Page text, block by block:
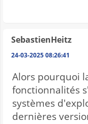
SebastienHeitz
24-03-2025 08:26:41
Alors pourquoi
fonctionnalités
systèmes
dernières